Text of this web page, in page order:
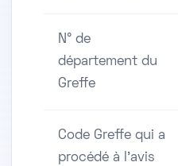
N° de
département du
Greffe
Code Greffe qui a
procédé à l'avis